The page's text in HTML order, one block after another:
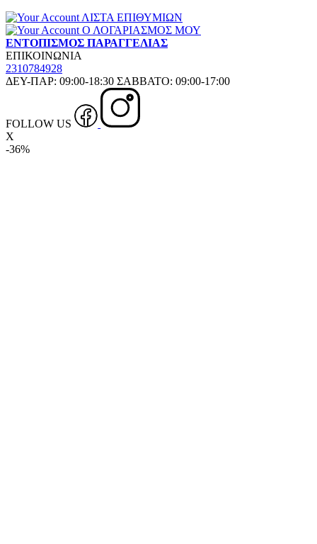
ΛΙΣΤΑ ΕΠΙΘΥΜΙΩΝ
Ο ΛΟΓΑΡΙΑΣΜΟΣ ΜΟΥ
ΕΝΤΟΠΙΣΜΟΣ ΠΑΡΑΓΓΕΛΙΑΣ
ΕΠΙΚΟΙΝΩΝΙΑ
2310784928
ΔΕΥ-ΠΑΡ: 09:00-18:30 ΣΑΒΒΑΤΟ: 09:00-17:00
FOLLOW US
X
-36%